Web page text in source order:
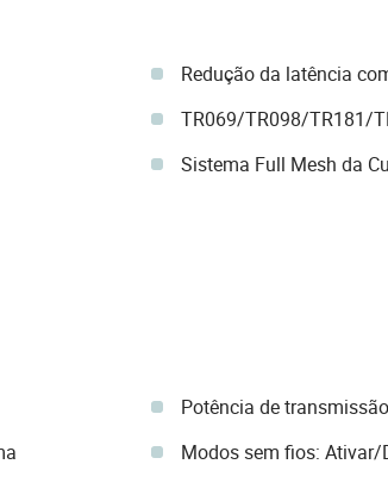
Redução da latência
TR069/TR098/TR181/
Sistema Full Mesh da
Potência de
Modos sem fios: